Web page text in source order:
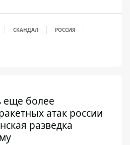
СКАНДАЛ
РОССИЯ
еще более
атак россии
разведка